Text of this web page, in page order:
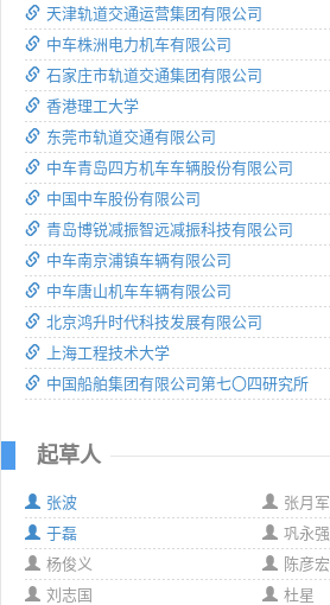
天津轨道交通运营集团有限公司
中车株洲电力机车有限公司
石家庄市轨道交通集团有限公司
香港理工大学
东莞市轨道交通有限公司
中车青岛四方机车车辆股份有限公司
中国中车股份有限公司
青岛博锐减振智远减振科技有限公司
中车南京浦镇车辆有限公司
中车唐山机车车辆有限公司
北京鸿升时代科技发展有限公司
上海工程技术大学
中国船舶集团有限公司第七〇四研究所
起草人
张波
张月军
于磊
巩永强
杨俊义
陈彦宏
刘志国
杜星